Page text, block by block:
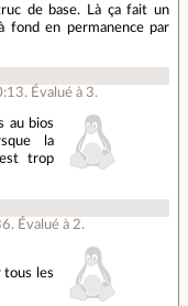
de base. Là ça fait un
fond en permanence par
. Évalué à 3.
au bios
la
trop
. Évalué à 2.
tous les